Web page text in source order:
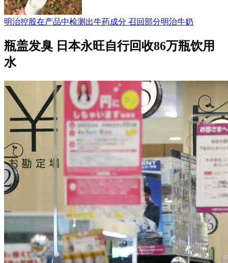
明治控股在产品中检测出牛药成分 召回部分明治牛奶
瓶盖发臭 日本永旺自行回收86万瓶饮用
水